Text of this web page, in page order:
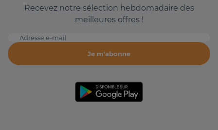
Recevez notre sélection hebdomadaire des
meilleures offres !
Adresse e-mail
Je m'abonne